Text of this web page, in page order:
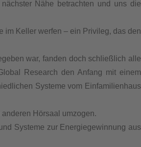
Nähe betrachten und uns die
im Keller werfen – ein Privileg, das den
war, fanden doch schließlich alle
Research den Anfang mit einem
Systeme vom Einfamilienhaus
Hörsaal umzogen.
Systeme zur Energiegewinnung aus